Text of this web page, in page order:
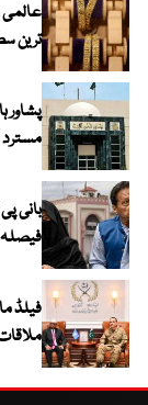
ترین
پشاور
مسترد
بانی
فیلڈ